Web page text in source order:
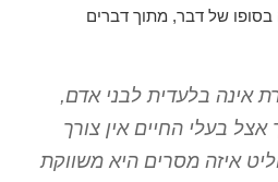
בסופו של דבר, מתוך דברים
אינה בלעדית לבני אדם,
בעלי החיים אין צורך
איזה מסרים היא משווקת